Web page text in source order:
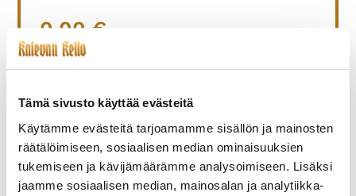
Tämä sivusto käyttää evästeitä
Käytämme evästeitä tarjoamamme sisällön ja mainosten
räätälöimiseen, sosiaalisen median ominaisuuksien
tukemiseen ja kävijämäärämme analysoimiseen. Lisäksi
jaamme sosiaalisen median, mainosalan ja analytiikka-
0,00 €
TUTUSTU MYÖS